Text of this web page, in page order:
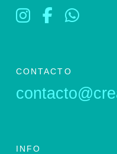
CONTACTO
INFO